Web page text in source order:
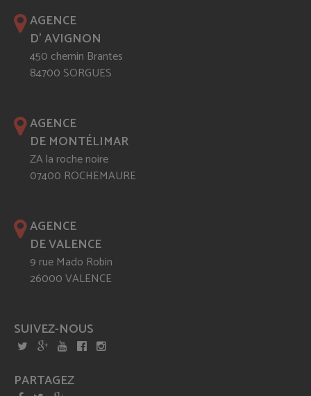
AGENCE
D' AVIGNON
450 chemin Brantes
84700 SORGUES
AGENCE
DE MONTÉLIMAR
ZA la roche noire
07400 ROCHEMAURE
AGENCE
DE VALENCE
9 rue Mado Robin
26000 VALENCE
SUIVEZ-NOUS
PARTAGEZ